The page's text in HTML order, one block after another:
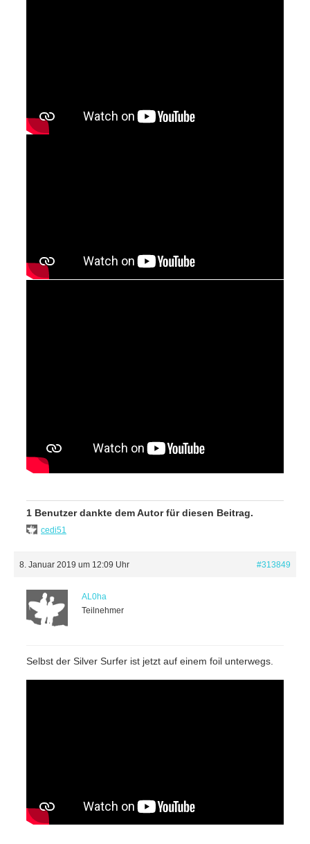
1 Benutzer dankte dem Autor für diesen Beitrag.
cedi51
8. Januar 2019 um 12:09 Uhr #313849
AL0ha
Teilnehmer
Selbst der Silver Surfer ist jetzt auf einem foil unterwegs.